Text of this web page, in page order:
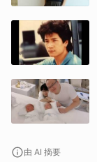
由 AI 摘要